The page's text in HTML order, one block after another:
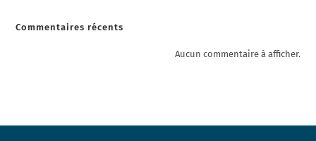
Commentaires récents
Aucun commentaire à afficher.